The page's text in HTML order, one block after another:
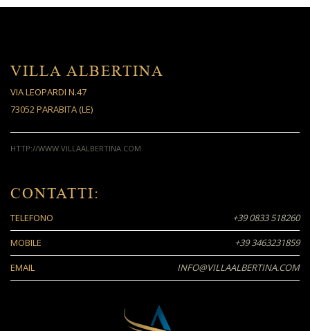
VILLA ALBERTINA
VIA LEOPARDI N.47
73052 PARABITA (LE)
HTTP://WWW.VILLAALBERTINA.COM
CONTATTI:
TELEFONO
+39 0833 518260
MOBILE
+39 3463231859
EMAIL
INFO@VILLAALBERTINA.COM